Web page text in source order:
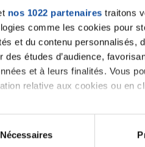
nos 1022 partenaires traitons
comme les cookies pour
et du contenu personnalisés,
des études d’audience,
et à leurs finalités. Vous
relative aux cookies ou en
le permettez, nous aimerions
Collecter des informations sur
Nécessaires
Pour lancer une nouvelle
Se